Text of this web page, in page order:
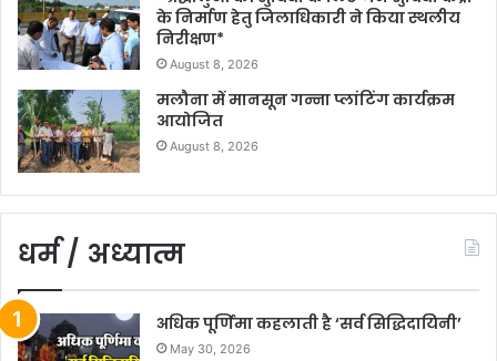
के निर्माण हेतु जिलाधिकारी ने किया स्थलीय
निरीक्षण*
August 8, 2026
मलौना में मानसून गन्ना प्लांटिंग कार्यक्रम
आयोजित
August 8, 2026
धर्म / अध्यात्म
अधिक पूर्णिमा कहलाती है ‘सर्व सिद्धिदायिनी’
May 30, 2026